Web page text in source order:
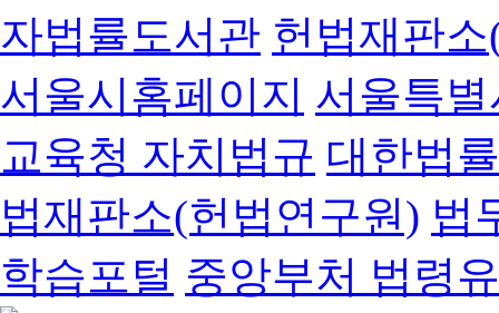
자법률도서관 헌법재판
서울시홈페이지 서울특
교육청 자치법규 대한법
법재판소(헌법연구원) 법
학습포털 중앙부처 법령